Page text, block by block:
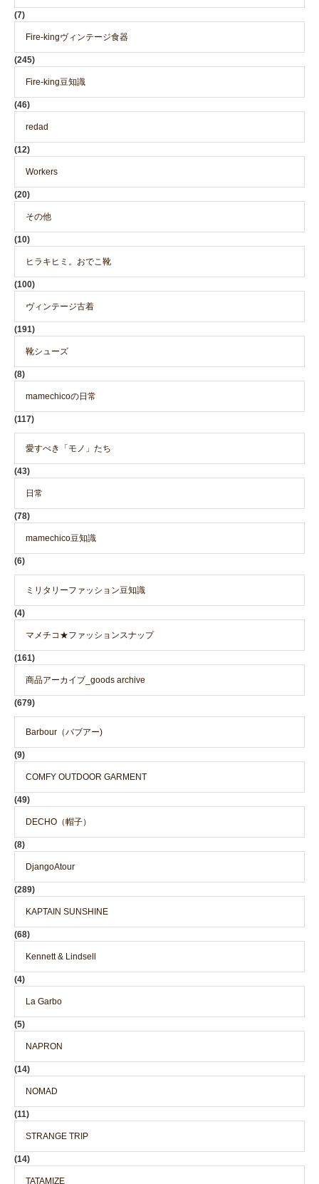
(7)
Fire-kingヴィンテージ食器
(245)
Fire-king豆知識
(46)
redad
(12)
Workers
(20)
その他
(10)
ヒラキヒミ。おでこ靴
(100)
ヴィンテージ古着
(191)
靴シューズ
(8)
mamechicoの日常
(117)
愛すべき「モノ」たち
(43)
日常
(78)
mamechico豆知識
(6)
ミリタリーファッション豆知識
(4)
マメチコ★ファッションスナップ
(161)
商品アーカイブ_goods archive
(679)
Barbour（バブアー)
(9)
COMFY OUTDOOR GARMENT
(49)
DECHO（帽子）
(8)
DjangoAtour
(289)
KAPTAIN SUNSHINE
(68)
Kennett & Lindsell
(4)
La Garbo
(5)
NAPRON
(14)
NOMAD
(11)
STRANGE TRIP
(14)
TATAMIZE